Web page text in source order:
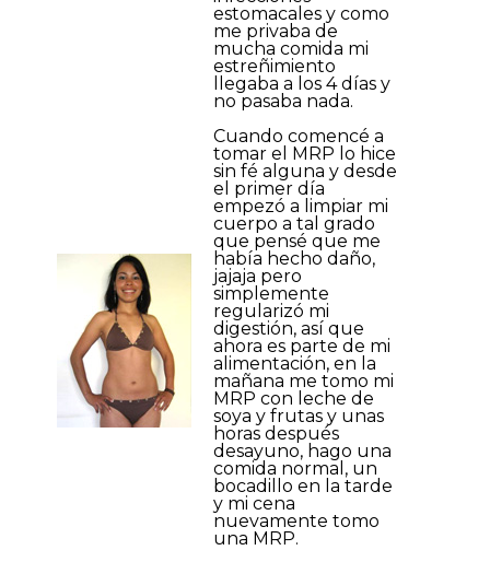
estomacales y como
me privaba de
mucha comida mi
estreñimiento
llegaba a los 4 días y
no pasaba nada.
Cuando comencé a
tomar el MRP lo hice
sin fé alguna y desde
el primer día
empezó a limpiar mi
cuerpo a tal grado
que pensé que me
había hecho daño,
jajaja pero
simplemente
regularizó mi
digestión, así que
ahora es parte de mi
alimentación, en la
mañana me tomo mi
MRP con leche de
soya y frutas y unas
horas después
desayuno, hago una
comida normal, un
bocadillo en la tarde
y mi cena
nuevamente tomo
una MRP.